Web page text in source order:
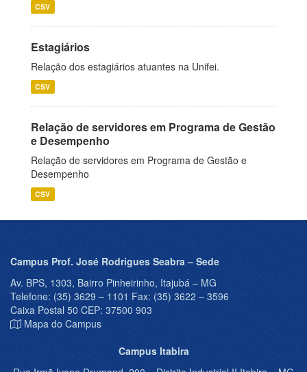
CSV
Estagiários
Relação dos estagiários atuantes na Unifei.
CSV
Relação de servidores em Programa de Gestão
e Desempenho
Relação de servidores em Programa de Gestão e
Desempenho
CSV
Campus Prof. José Rodrigues Seabra – Sede
Av. BPS, 1303, Bairro Pinheirinho, Itajubá – MG
Telefone: (35) 3629 – 1101 Fax: (35) 3622 – 3596
Caixa Postal 50 CEP: 37500 903
Mapa do Campus
Campus Itabira